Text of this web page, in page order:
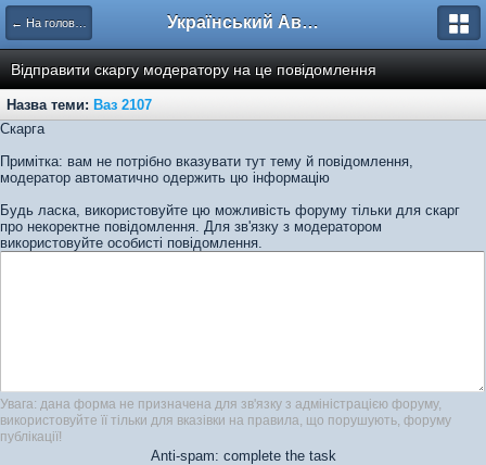
← На головну Український Автоклуб ВАЗ
Відправити скаргу модератору на це повідомлення
Назва теми: Ваз 2107
Скарга
Примітка: вам не потрібно вказувати тут тему й повідомлення,
модератор автоматично одержить цю інформацію
Будь ласка, використовуйте цю можливість форуму тільки для скарг
про некоректне повідомлення. Для зв'язку з модератором
використовуйте особисті повідомлення.
Увага: дана форма не призначена для зв'язку з адміністрацією форуму,
використовуйте її тільки для вказівки на правила, що порушують, форуму
публікації!
Anti-spam: complete the task